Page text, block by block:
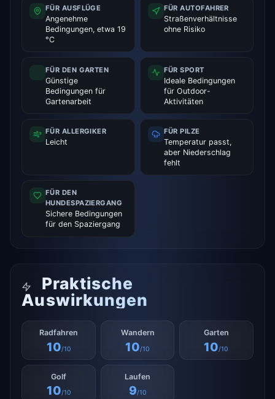
FÜR AUSFLÜGE
Angenehme
Bedingungen, etwa 19
°C
FÜR AUTOFAHRER
Straßenverhältnisse
ohne Risiko
FÜR DEN GARTEN
Günstige
Bedingungen für
Gartenarbeit
FÜR SPORT
Ideale Bedingungen
für Outdoor-
Aktivitäten
FÜR ALLERGIKER
Leicht
FÜR PILZE
Temperatur passt,
aber Niederschlag
fehlt
FÜR DEN
HUNDESPAZIERGANG
Sichere Bedingungen
für den Spaziergang
Praktische
Auswirkungen
Radfahren
10/10
Wandern
10/10
Garten
10/10
Golf
10/10
Laufen
9/10